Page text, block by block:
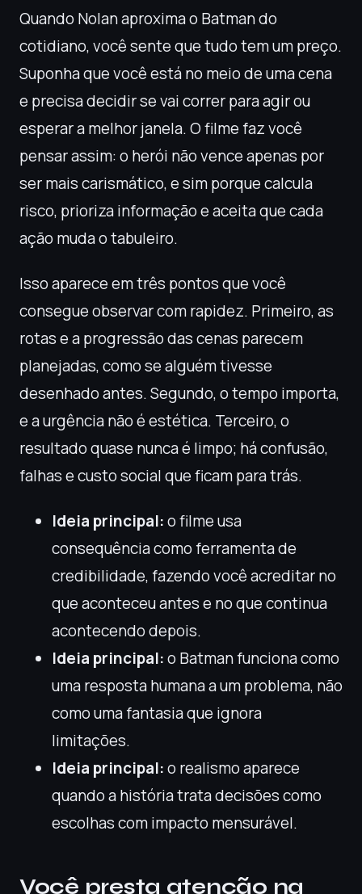
Quando Nolan aproxima o Batman do
cotidiano, você sente que tudo tem um preço.
Suponha que você está no meio de uma cena
e precisa decidir se vai correr para agir ou
esperar a melhor janela. O filme faz você
pensar assim: o herói não vence apenas por
ser mais carismático, e sim porque calcula
risco, prioriza informação e aceita que cada
ação muda o tabuleiro.
Isso aparece em três pontos que você
consegue observar com rapidez. Primeiro, as
rotas e a progressão das cenas parecem
planejadas, como se alguém tivesse
desenhado antes. Segundo, o tempo importa,
e a urgência não é estética. Terceiro, o
resultado quase nunca é limpo; há confusão,
falhas e custo social que ficam para trás.
Ideia principal:o filme usa
consequência como ferramenta de
credibilidade, fazendo você acreditar no
que aconteceu antes e no que continua
acontecendo depois.
Ideia principal:o Batman funciona como
uma resposta humana a um problema, não
como uma fantasia que ignora
limitações.
Ideia principal:o realismo aparece
quando a história trata decisões como
escolhas com impacto mensurável.
Você presta atenção na